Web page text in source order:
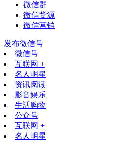
微信群
微信货源
微信营销
发布微信号
微信号
互联网 +
名人明星
资讯阅读
影音娱乐
生活购物
公众号
互联网 +
名人明星